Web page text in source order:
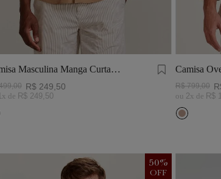
Masculina Manga Curta
Linho
,00 R$ 249 50
x de R$ 249 50
Camisa
Khaki
R$ 799,00
ou 2x de R$
50%
OFF